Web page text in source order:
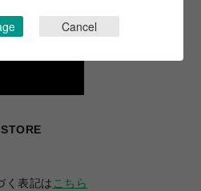
く表記は こちら
Cancel